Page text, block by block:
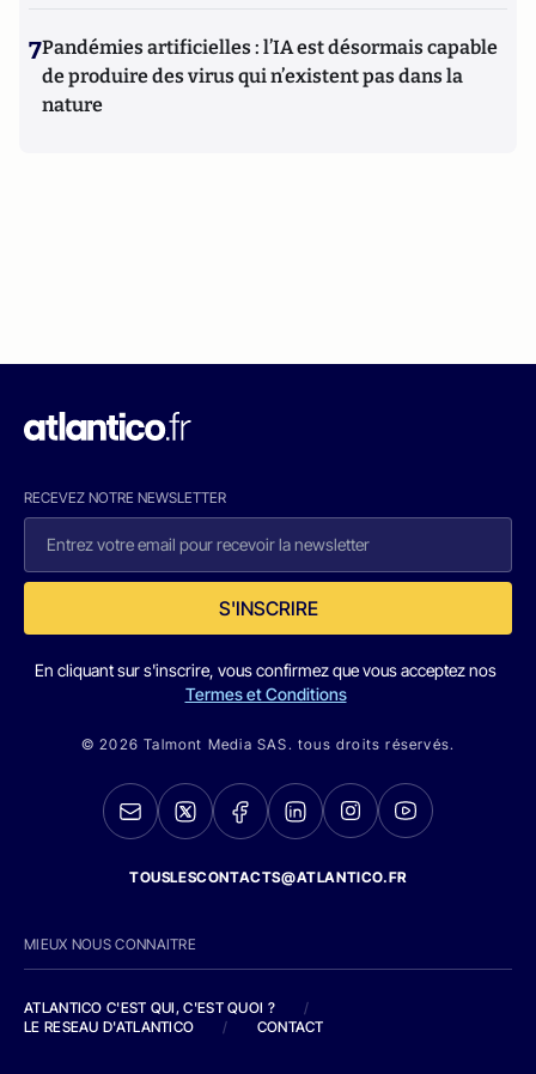
7Pandémies artificielles : l’IA est désormais capable
de produire des virus qui n’existent pas dans la
nature
RECEVEZ NOTRE NEWSLETTER
S'INSCRIRE
En cliquant sur s'inscrire, vous confirmez que vous acceptez nos
Termes et Conditions
© 2026 Talmont Media SAS. tous droits réservés.
TOUSLESCONTACTS@ATLANTICO.FR
MIEUX NOUS CONNAITRE
ATLANTICO C'EST QUI, C'EST QUOI ?
/
LE RESEAU D'ATLANTICO
/ CONTACT